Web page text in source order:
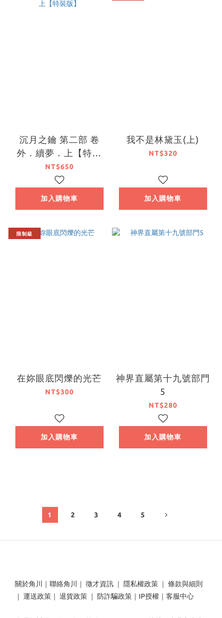
沉月之鑰 第二部 卷
外．續夢．上【特裝
版】
NT$650
加入購物車
我不是林黛玉(上)
NT$320
加入購物車
限制級
在妳眼底閃爍的光芒
NT$300
加入購物車
神界直屬第十九號部門
5
NT$280
加入購物車
1 2 3 4 5
關於角川 ｜ 聯絡角川 ｜ 徵才資訊 ｜ 隱私權政策 ｜ 條款與細則
｜ 運送政策 ｜ 退貨政策 ｜ 防詐騙政策 ｜ IP授權 ｜ 客服中心